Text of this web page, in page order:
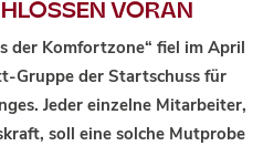
VORAN
der Komfortzone“ fiel im April
Gruppe der Startschuss für
Jeder einzelne Mitarbeiter,
soll eine solche Mutprobe